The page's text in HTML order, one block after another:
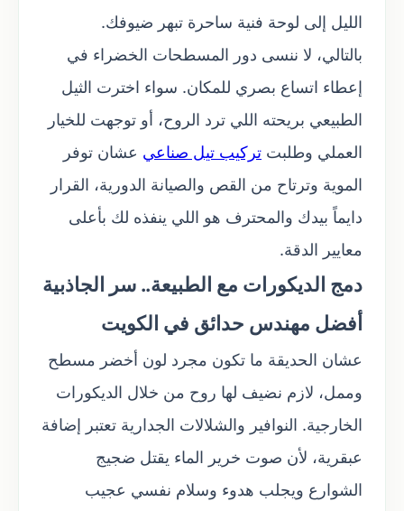
الليل إلى لوحة فنية ساحرة تبهر ضيوفك.
بالتالي، لا ننسى دور المسطحات الخضراء في
إعطاء اتساع بصري للمكان. سواء اخترت الثيل
الطبيعي بريحته اللي ترد الروح، أو توجهت للخيار
العملي وطلبت تركيب تيل صناعي عشان توفر
الموية وترتاح من القص والصيانة الدورية، القرار
دايماً بيدك والمحترف هو اللي ينفذه لك بأعلى
معايير الدقة.
دمج الديكورات مع الطبيعة.. سر الجاذبية
أفضل مهندس حدائق في الكويت
عشان الحديقة ما تكون مجرد لون أخضر مسطح
وممل، لازم نضيف لها روح من خلال الديكورات
الخارجية. النوافير والشلالات الجدارية تعتبر إضافة
عبقرية، لأن صوت خرير الماء يقتل ضجيج
الشوارع ويجلب هدوء وسلام نفسي عجيب